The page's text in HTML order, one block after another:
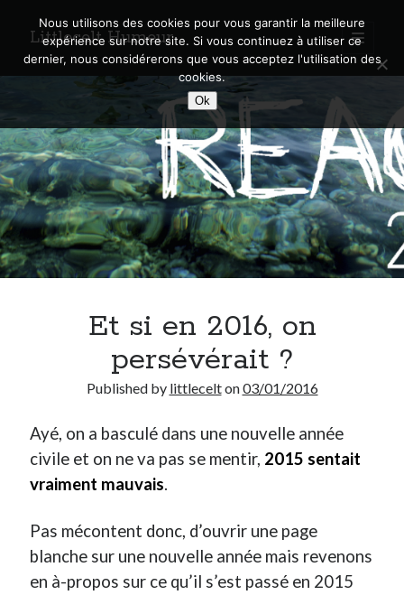
Littlecelt Humeur
open
primary
menu
Sidebar
Recherche sur le blog
Derniers articles
Municipales 2026 : Lyon, Métropole et Caluire, mon choix pour l’avenir
Quel Lyonnais es-tu, Renaud Ducher ?
A quand une véritable place pour le vélo à Caluire dans la Métropole de
Comment je vis ma vie sur un vélo
Derniers Commentaires
Entretien ménagerdansT’as vu quoi ? #52
littleceltdansComment j’ai opéré ma vélorution toute personnelle
Anthony
Comment j’ai opéré ma vélorution toute personnelle
personnelle
Et si en 2016, on
persévérait ?
Published by littlecelton03/01/2016
Ayé, on a basculé dans une nouvelle année
civile et on ne va pas se mentir, 2015 sentait
vraiment mauvais.
Pas mécontent donc, d’ouvrir une page
blanche sur une nouvelle année mais revenons
en à-propos sur ce qu’il s’est passé en 2015
Nous utilisons des cookies pour vous garantir la meilleure
expérience sur notre site. Si vous continuez à utiliser ce
dernier, nous considérerons que vous acceptez l'utilisation des
cookies.
Ok